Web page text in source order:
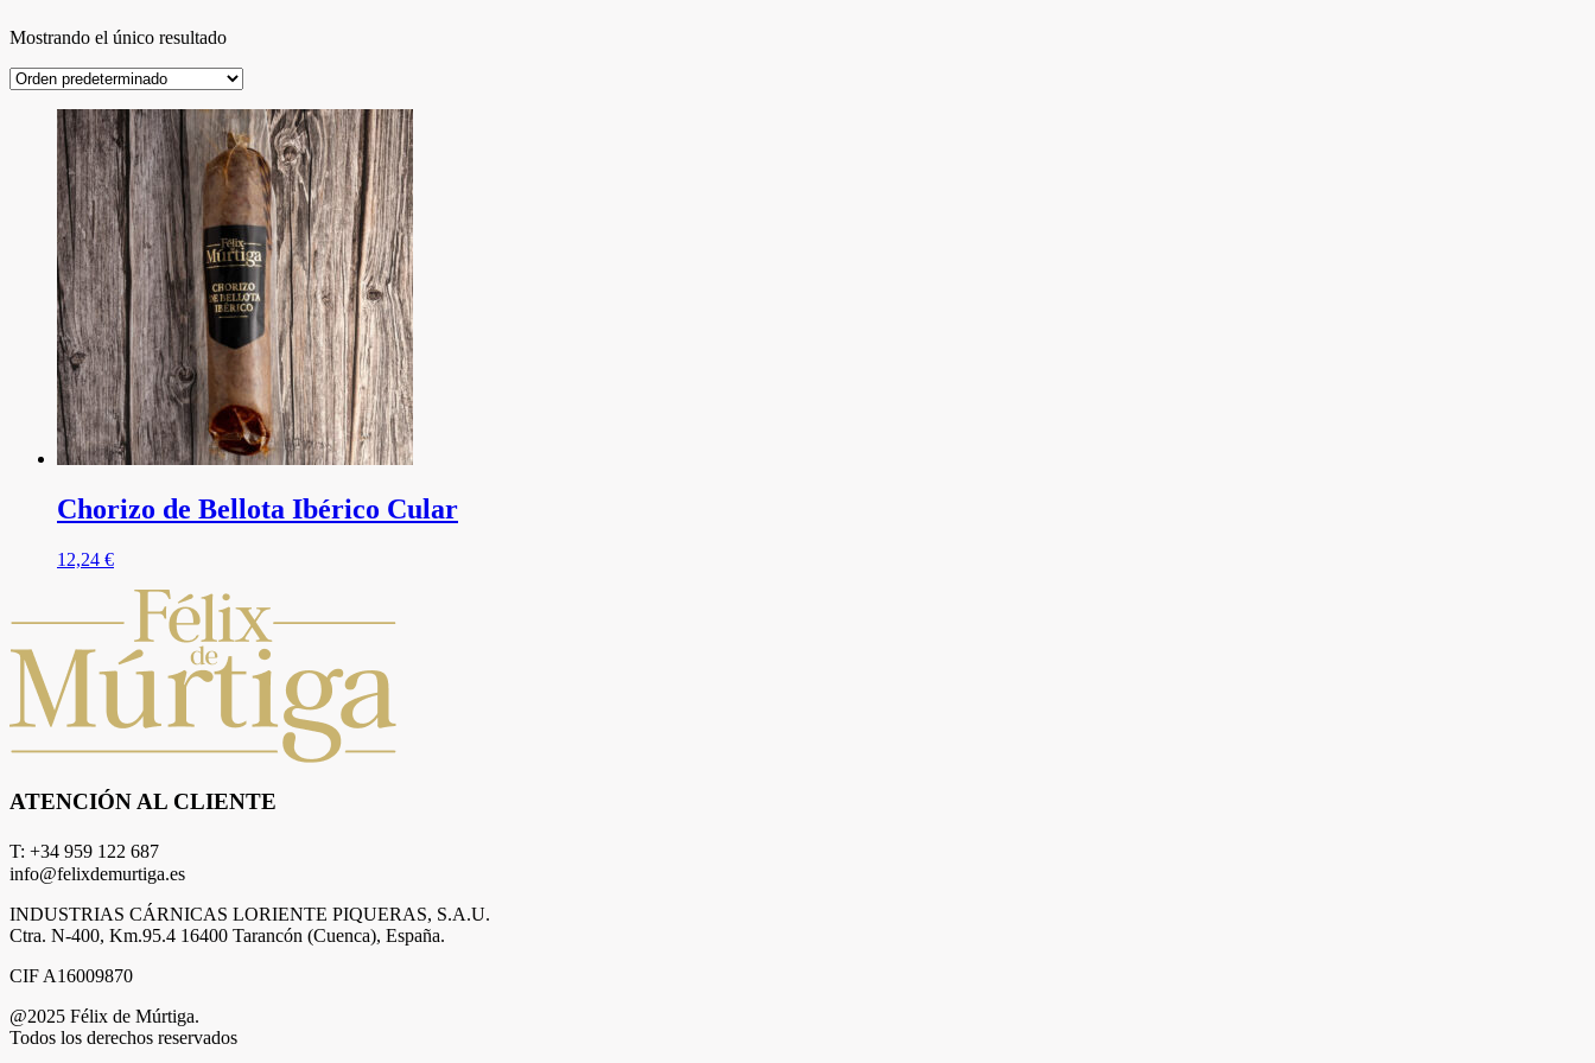
Mostrando el único resultado
Chorizo de Bellota Ibérico Cular
12,24 €
ATENCIÓN AL CLIENTE
T: +34 959 122 687
info@felixdemurtiga.es
INDUSTRIAS CÁRNICAS LORIENTE PIQUERAS, S.A.U.
Ctra. N-400, Km.95.4 16400 Tarancón (Cuenca), España.
CIF A16009870
@2025 Félix de Múrtiga.
Todos los derechos reservados